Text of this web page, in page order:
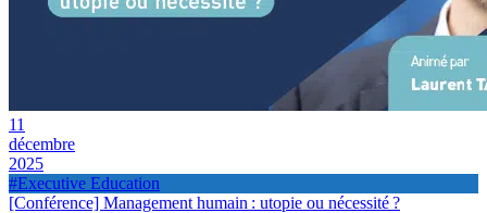
11
décembre
2025
#Executive Education
[Conférence] Management humain : utopie ou nécessité ?